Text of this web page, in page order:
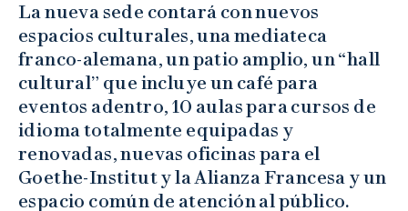
La nueva sede contará con nuevos
espacios culturales, una mediateca
franco-alemana, un patio amplio, un “hall
cultural” que incluye un café para
eventos adentro, 10 aulas para cursos de
idioma totalmente equipadas y
renovadas, nuevas oficinas para el
Goethe-Institut y la Alianza Francesa y un
espacio común de atención al público.